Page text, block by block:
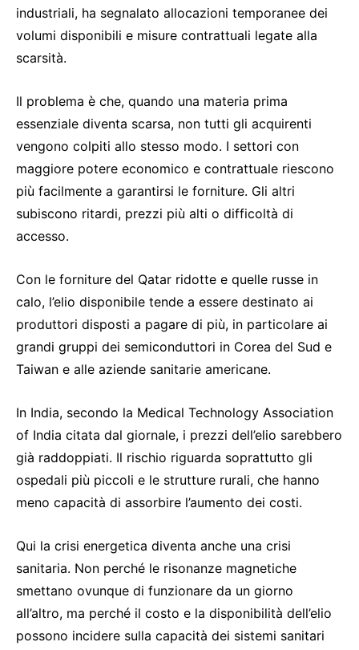
industriali, ha segnalato allocazioni temporanee dei
volumi disponibili e misure contrattuali legate alla
scarsità.
Il problema è che, quando una materia prima
essenziale diventa scarsa, non tutti gli acquirenti
vengono colpiti allo stesso modo. I settori con
maggiore potere economico e contrattuale riescono
più facilmente a garantirsi le forniture. Gli altri
subiscono ritardi, prezzi più alti o difficoltà di
accesso.
Con le forniture del Qatar ridotte e quelle russe in
calo, l’elio disponibile tende a essere destinato ai
produttori disposti a pagare di più, in particolare ai
grandi gruppi dei semiconduttori in Corea del Sud e
Taiwan e alle aziende sanitarie americane.
In India, secondo la Medical Technology Association
of India citata dal giornale, i prezzi dell’elio sarebbero
già raddoppiati. Il rischio riguarda soprattutto gli
ospedali più piccoli e le strutture rurali, che hanno
meno capacità di assorbire l’aumento dei costi.
Qui la crisi energetica diventa anche una crisi
sanitaria. Non perché le risonanze magnetiche
smettano ovunque di funzionare da un giorno
all’altro, ma perché il costo e la disponibilità dell’elio
possono incidere sulla capacità dei sistemi sanitari